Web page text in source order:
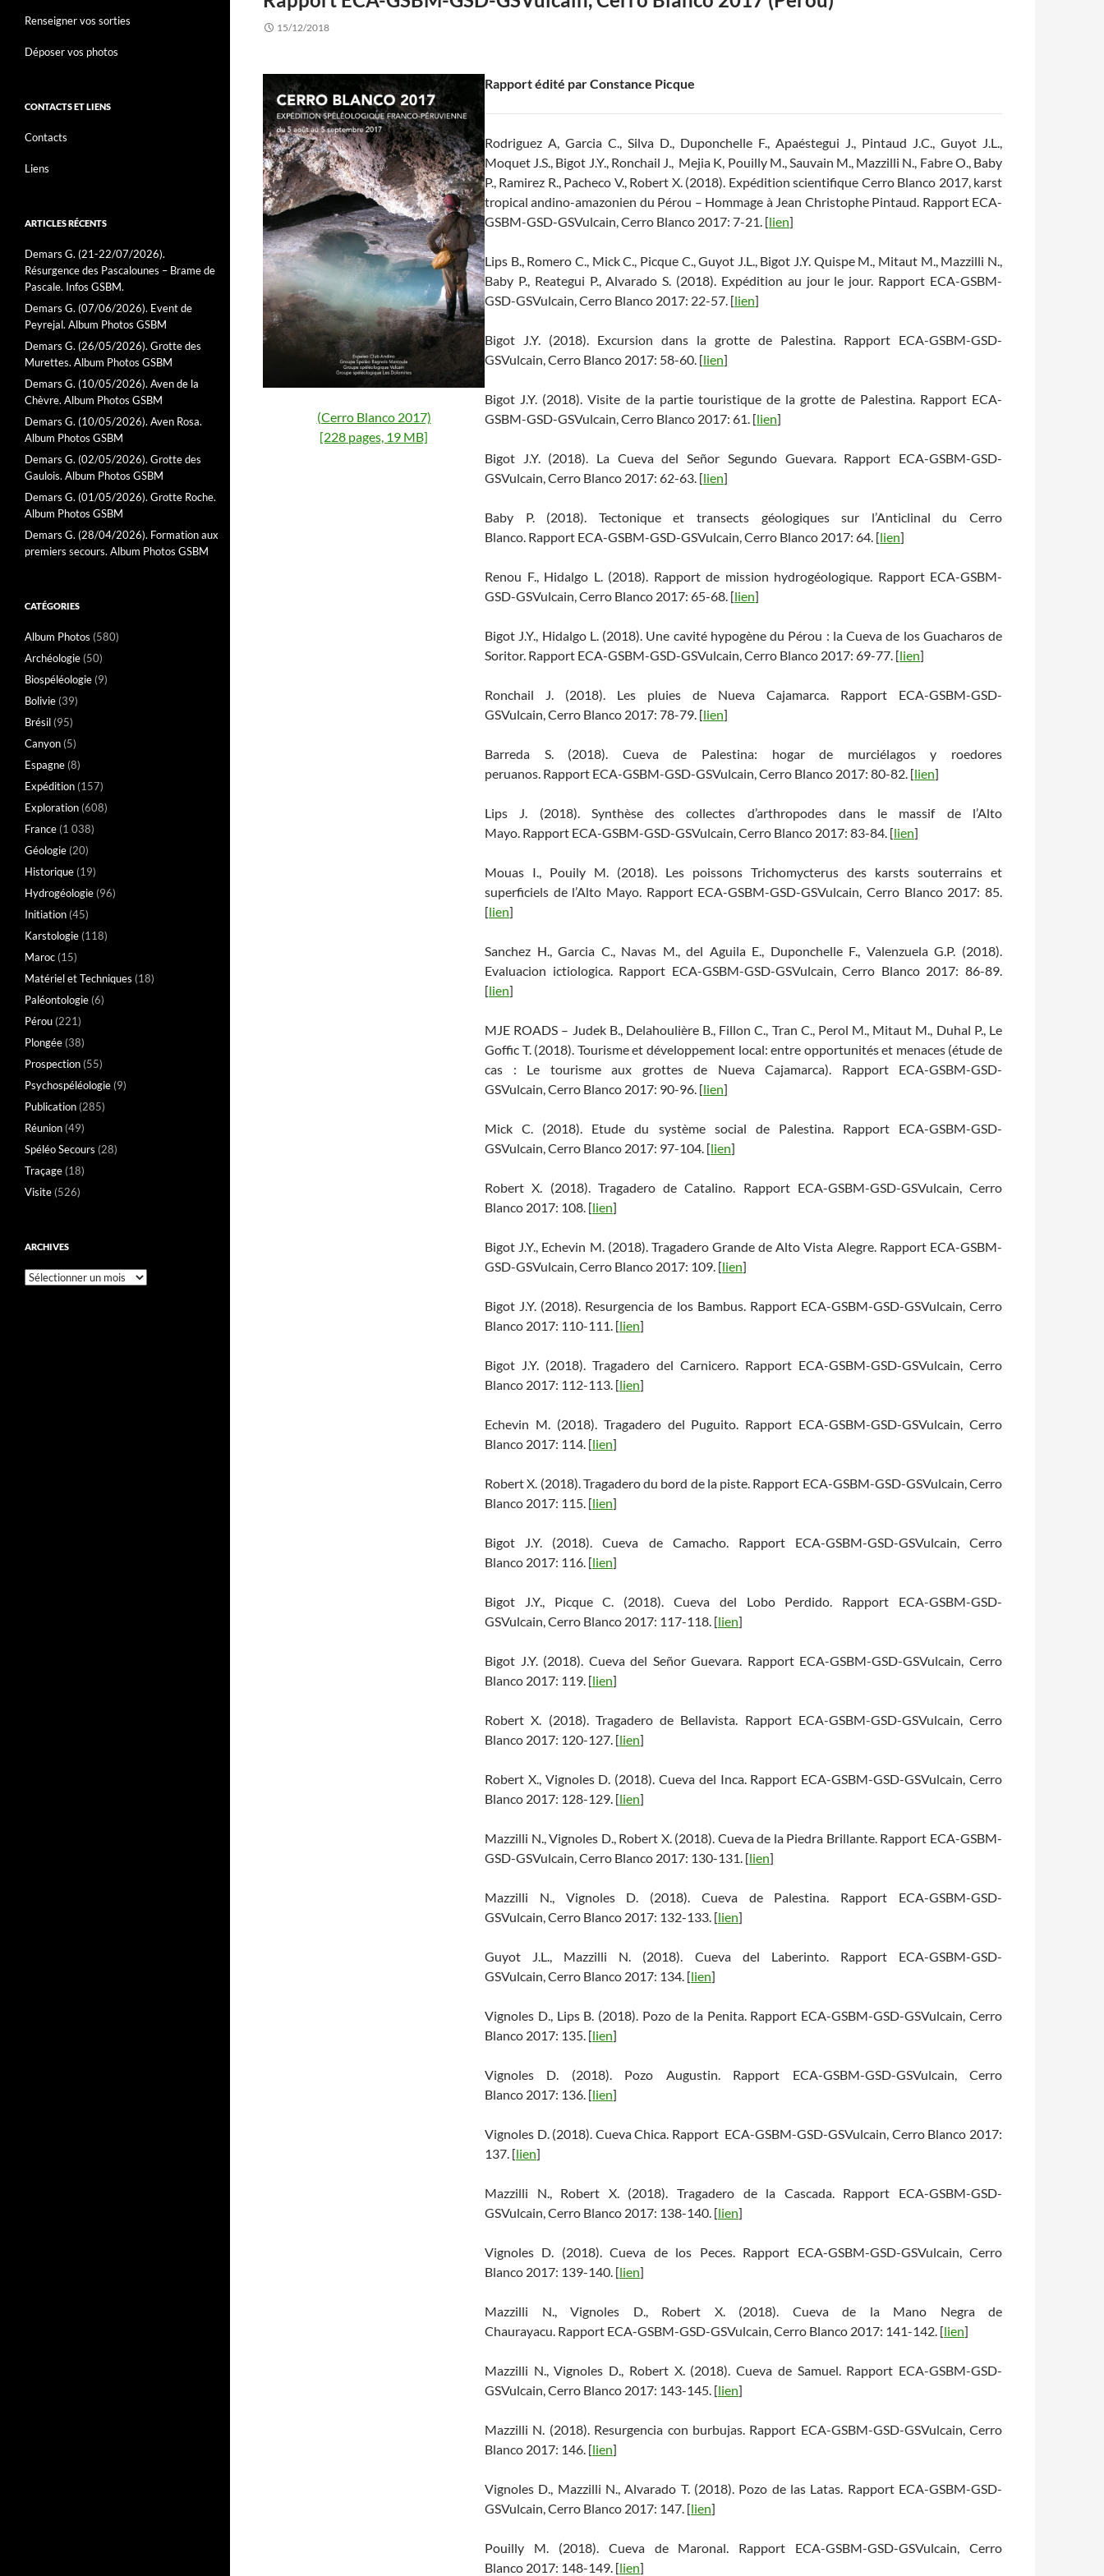
15/12/2018
(Cerro Blanco 2017)
[228 pages, 19 MB]
Rapport édité par Constance Picque
Rodriguez A, Garcia C., Silva D., Duponchelle F., Apaéstegui J., Pintaud J.C., Guyot J.L.,
Moquet J.S., Bigot J.Y., Ronchail J., Mejia K, Pouilly M., Sauvain M., Mazzilli N., Fabre O., Baby
P., Ramirez R., Pacheco V., Robert X. (2018). Expédition scientifique Cerro Blanco 2017, karst
tropical andino-amazonien du Pérou – Hommage à Jean Christophe Pintaud. Rapport ECA-
GSBM-GSD-GSVulcain, Cerro Blanco 2017: 7-21. [lien]
Lips B., Romero C., Mick C., Picque C., Guyot J.L., Bigot J.Y. Quispe M., Mitaut M., Mazzilli N.,
Baby P., Reategui P., Alvarado S. (2018). Expédition au jour le jour. Rapport ECA-GSBM-
GSD-GSVulcain, Cerro Blanco 2017: 22-57. [lien]
Bigot J.Y. (2018). Excursion dans la grotte de Palestina. Rapport ECA-GSBM-GSD-
GSVulcain, Cerro Blanco 2017: 58-60. [lien]
Bigot J.Y. (2018). Visite de la partie touristique de la grotte de Palestina. Rapport ECA-
GSBM-GSD-GSVulcain, Cerro Blanco 2017: 61. [lien]
Bigot J.Y. (2018). La Cueva del Señor Segundo Guevara. Rapport ECA-GSBM-GSD-
GSVulcain, Cerro Blanco 2017: 62-63. [lien]
Baby P. (2018). Tectonique et transects géologiques sur l’Anticlinal du Cerro
Blanco. Rapport ECA-GSBM-GSD-GSVulcain, Cerro Blanco 2017: 64. [lien]
Renou F., Hidalgo L. (2018). Rapport de mission hydrogéologique. Rapport ECA-GSBM-
GSD-GSVulcain, Cerro Blanco 2017: 65-68. [lien]
Bigot J.Y., Hidalgo L. (2018). Une cavité hypogène du Pérou : la Cueva de los Guacharos de
Soritor. Rapport ECA-GSBM-GSD-GSVulcain, Cerro Blanco 2017: 69-77. [lien]
Ronchail J. (2018). Les pluies de Nueva Cajamarca. Rapport ECA-GSBM-GSD-
GSVulcain, Cerro Blanco 2017: 78-79. [lien]
Barreda S. (2018). Cueva de Palestina: hogar de murciélagos y roedores
peruanos. Rapport ECA-GSBM-GSD-GSVulcain, Cerro Blanco 2017: 80-82. [lien]
Lips J. (2018). Synthèse des collectes d’arthropodes dans le massif de l’Alto
Mayo. Rapport ECA-GSBM-GSD-GSVulcain, Cerro Blanco 2017: 83-84. [lien]
Mouas I., Pouily M. (2018). Les poissons Trichomycterus des karsts souterrains et
superficiels de l’Alto Mayo. Rapport ECA-GSBM-GSD-GSVulcain, Cerro Blanco 2017: 85.
[lien]
Sanchez H., Garcia C., Navas M., del Aguila E., Duponchelle F., Valenzuela G.P. (2018).
Evaluacion ictiologica. Rapport ECA-GSBM-GSD-GSVulcain, Cerro Blanco 2017: 86-89.
[lien]
MJE ROADS – Judek B., Delahoulière B., Fillon C., Tran C., Perol M., Mitaut M., Duhal P., Le
Goffic T. (2018). Tourisme et développement local: entre opportunités et menaces (étude de
cas : Le tourisme aux grottes de Nueva Cajamarca). Rapport ECA-GSBM-GSD-
GSVulcain, Cerro Blanco 2017: 90-96. [lien]
Mick C. (2018). Etude du système social de Palestina. Rapport ECA-GSBM-GSD-
GSVulcain, Cerro Blanco 2017: 97-104. [lien]
Robert X. (2018). Tragadero de Catalino. Rapport ECA-GSBM-GSD-GSVulcain, Cerro
Blanco 2017: 108. [lien]
Bigot J.Y., Echevin M. (2018). Tragadero Grande de Alto Vista Alegre. Rapport ECA-GSBM-
GSD-GSVulcain, Cerro Blanco 2017: 109. [lien]
Bigot J.Y. (2018). Resurgencia de los Bambus. Rapport ECA-GSBM-GSD-GSVulcain, Cerro
Blanco 2017: 110-111. [lien]
Bigot J.Y. (2018). Tragadero del Carnicero. Rapport ECA-GSBM-GSD-GSVulcain, Cerro
Blanco 2017: 112-113. [lien]
Echevin M. (2018). Tragadero del Puguito. Rapport ECA-GSBM-GSD-GSVulcain, Cerro
Blanco 2017: 114. [lien]
Robert X. (2018). Tragadero du bord de la piste. Rapport ECA-GSBM-GSD-GSVulcain, Cerro
Blanco 2017: 115. [lien]
Bigot J.Y. (2018). Cueva de Camacho. Rapport ECA-GSBM-GSD-GSVulcain, Cerro
Blanco 2017: 116. [lien]
Bigot J.Y., Picque C. (2018). Cueva del Lobo Perdido. Rapport ECA-GSBM-GSD-
GSVulcain, Cerro Blanco 2017: 117-118. [lien]
Bigot J.Y. (2018). Cueva del Señor Guevara. Rapport ECA-GSBM-GSD-GSVulcain, Cerro
Blanco 2017: 119. [lien]
Robert X. (2018). Tragadero de Bellavista. Rapport ECA-GSBM-GSD-GSVulcain, Cerro
Blanco 2017: 120-127. [lien]
Robert X., Vignoles D. (2018). Cueva del Inca. Rapport ECA-GSBM-GSD-GSVulcain, Cerro
Blanco 2017: 128-129. [lien]
Mazzilli N., Vignoles D., Robert X. (2018). Cueva de la Piedra Brillante. Rapport ECA-GSBM-
GSD-GSVulcain, Cerro Blanco 2017: 130-131. [lien]
Mazzilli N., Vignoles D. (2018). Cueva de Palestina. Rapport ECA-GSBM-GSD-
GSVulcain, Cerro Blanco 2017: 132-133. [lien]
Guyot J.L., Mazzilli N. (2018). Cueva del Laberinto. Rapport ECA-GSBM-GSD-
GSVulcain, Cerro Blanco 2017: 134. [lien]
Vignoles D., Lips B. (2018). Pozo de la Penita. Rapport ECA-GSBM-GSD-GSVulcain, Cerro
Blanco 2017: 135. [lien]
Vignoles D. (2018). Pozo Augustin. Rapport ECA-GSBM-GSD-GSVulcain, Cerro
Blanco 2017: 136. [lien]
Vignoles D. (2018). Cueva Chica. Rapport ECA-GSBM-GSD-GSVulcain, Cerro Blanco 2017:
137. [lien]
Mazzilli N., Robert X. (2018). Tragadero de la Cascada. Rapport ECA-GSBM-GSD-
GSVulcain, Cerro Blanco 2017: 138-140. [lien]
Vignoles D. (2018). Cueva de los Peces. Rapport ECA-GSBM-GSD-GSVulcain, Cerro
Blanco 2017: 139-140. [lien]
Mazzilli N., Vignoles D., Robert X. (2018). Cueva de la Mano Negra de
Chaurayacu. Rapport ECA-GSBM-GSD-GSVulcain, Cerro Blanco 2017: 141-142. [lien]
Mazzilli N., Vignoles D., Robert X. (2018). Cueva de Samuel. Rapport ECA-GSBM-GSD-
GSVulcain, Cerro Blanco 2017: 143-145. [lien]
Mazzilli N. (2018). Resurgencia con burbujas. Rapport ECA-GSBM-GSD-GSVulcain, Cerro
Blanco 2017: 146. [lien]
Vignoles D., Mazzilli N., Alvarado T. (2018). Pozo de las Latas. Rapport ECA-GSBM-GSD-
GSVulcain, Cerro Blanco 2017: 147. [lien]
Pouilly M. (2018). Cueva de Maronal. Rapport ECA-GSBM-GSD-GSVulcain, Cerro
Blanco 2017: 148-149. [lien]
Renseigner vos sorties
Déposer vos photos
CONTACTS ET LIENS
Contacts
Liens
ARTICLES RÉCENTS
Demars G. (21-22/07/2026).
Résurgence des Pascalounes – Brame de
Pascale. Infos GSBM.
Demars G. (07/06/2026). Event de
Peyrejal. Album Photos GSBM
Demars G. (26/05/2026). Grotte des
Murettes. Album Photos GSBM
Demars G. (10/05/2026). Aven de la
Chèvre. Album Photos GSBM
Demars G. (10/05/2026). Aven Rosa.
Album Photos GSBM
Demars G. (02/05/2026). Grotte des
Gaulois. Album Photos GSBM
Demars G. (01/05/2026). Grotte Roche.
Album Photos GSBM
Demars G. (28/04/2026). Formation aux
premiers secours. Album Photos GSBM
CATÉGORIES
Album Photos (580)
Archéologie (50)
Biospéléologie (9)
Bolivie (39)
Brésil (95)
Canyon (5)
Espagne (8)
Expédition (157)
Exploration (608)
France (1 038)
Géologie (20)
Historique (19)
Hydrogéologie (96)
Initiation (45)
Karstologie (118)
Maroc (15)
Matériel et Techniques (18)
Paléontologie (6)
Pérou (221)
Plongée (38)
Prospection (55)
Psychospéléologie (9)
Publication (285)
Réunion (49)
Spéléo Secours (28)
Traçage (18)
Visite (526)
ARCHIVES
Archives